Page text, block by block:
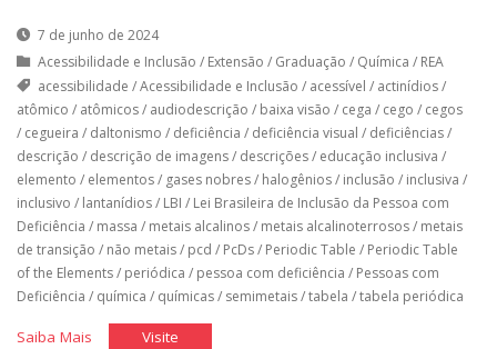
7 de junho de 2024
Acessibilidade e Inclusão / Extensão / Graduação / Química / REA
acessibilidade /Acessibilidade e Inclusão / acessível / actinídios/
atômico / atômicos/ audiodescrição / baixa visão / cega / cego / cegos
/ cegueira / daltonismo / deficiência / deficiência visual / deficiências/
descrição / descrição de imagens/ descrições/ educação inclusiva /
elemento / elementos/ gases nobres/ halogênios/ inclusão / inclusiva /
inclusivo / lantanídios/ LBI / Lei Brasileira de Inclusão da Pessoa com
Deficiência / massa / metais alcalinos/ metais alcalinoterrosos/ metais
de transição / não metais/ pcd / PcDs/ Periodic Table / Periodic Table
of the Elements/ periódica / pessoa com deficiência / Pessoas com
Deficiência / química / químicas/ semimetais/tabela /tabela periódica
Saiba Mais"TabelaVisite"Tabela